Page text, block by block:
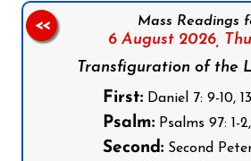
Mass Readings
6 August 2026,
Transfiguration of the
First:Daniel 7: 9-10,
Psalm:Psalms 97: 1-
Second:Second Peter
<<